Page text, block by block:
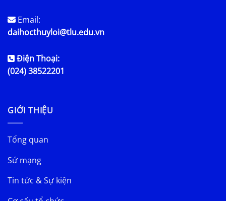
Email:
daihocthuyloi@tlu.edu.vn
Điện Thoại:
(024) 38522201
GIỚI THIỆU
Tổng quan
Sứ mạng
Tin tức & Sự kiện